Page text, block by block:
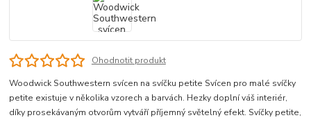
Ohodnotit produkt
Woodwick Southwestern svícen na svíčku petite Svícen pro malé svíčky
petite existuje v několika vzorech a barvách. Hezky doplní váš interiér,
díky prosekávaným otvorům vytváří příjemný světelný efekt. Svíčky petite,